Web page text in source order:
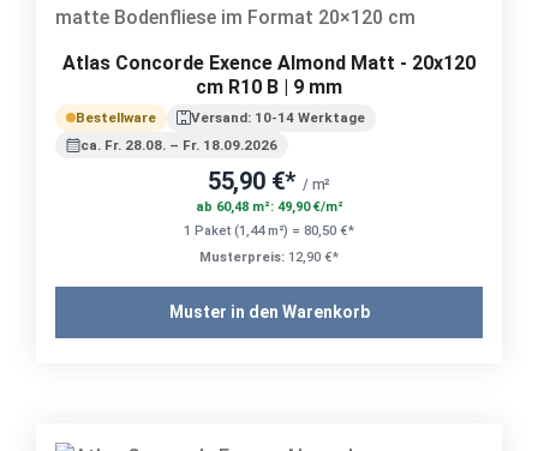
Atlas Concorde Exence Almond Matt - 20x120
cm R10 B | 9 mm
Bestellware
Versand: 10-14 Werktage
ca. Fr. 28.08. – Fr. 18.09.2026
55,90 €* / m²
ab 60,48 m²: 49,90 €/m²
1 Paket (1,44 m²) = 80,50 €*
Musterpreis: 12,90 €*
Muster in den Warenkorb